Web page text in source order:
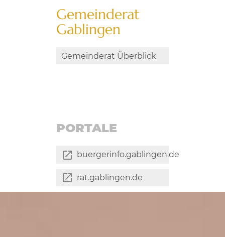
Gemeinderat
Gablingen
Gemeinderat Überblick
PORTALE
buergerinfo.gablingen.de
rat.gablingen.de